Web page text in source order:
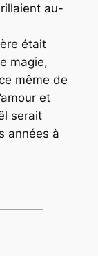
au-
était
magie,
même de
et
serait
années à